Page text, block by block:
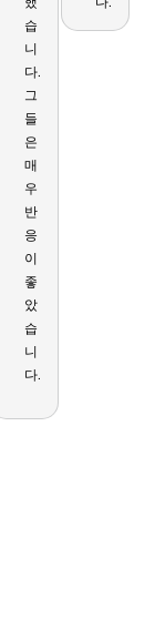
습
니
다.
그
들
은
매
우
반
응
이
좋
았
습
니
다.